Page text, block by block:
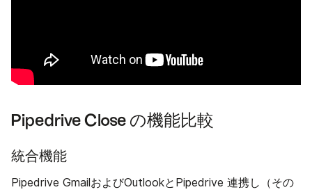
Pipedrive Close の機能比較
統合機能
Pipedrive GmailおよびOutlookとPipedrive 連携し（その